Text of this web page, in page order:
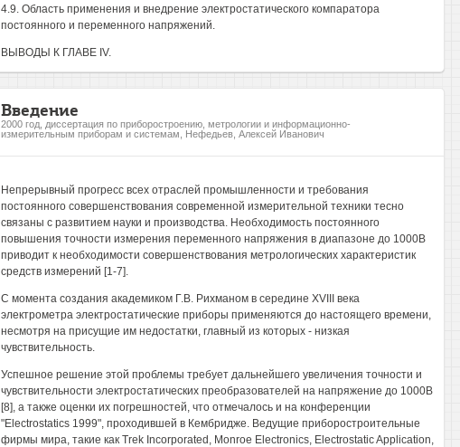
4.9. Область применения и внедрение электростатического компаратора
постоянного и переменного напряжений.
ВЫВОДЫ К ГЛАВЕ IV.
Введение
2000 год, диссертация по приборостроению, метрологии и информационно-
измерительным приборам и системам, Нефедьев, Алексей Иванович
Непрерывный прогресс всех отраслей промышленности и требования
постоянного совершенствования современной измерительной техники тесно
связаны с развитием науки и производства. Необходимость постоянного
повышения точности измерения переменного напряжения в диапазоне до 1000В
приводит к необходимости совершенствования метрологических характеристик
средств измерений [1-7].
С момента создания академиком Г.В. Рихманом в середине XVIII века
электрометра электростатические приборы применяются до настоящего времени,
несмотря на присущие им недостатки, главный из которых - низкая
чувствительность.
Успешное решение этой проблемы требует дальнейшего увеличения точности и
чувствительности электростатических преобразователей на напряжение до 1000В
[8], а также оценки их погрешностей, что отмечалось и на конференции
"Electrostatics 1999", проходившей в Кембридже. Ведущие приборостроительные
фирмы мира, такие как Trek Incorporated, Monroe Electronics, Electrostatic Application,